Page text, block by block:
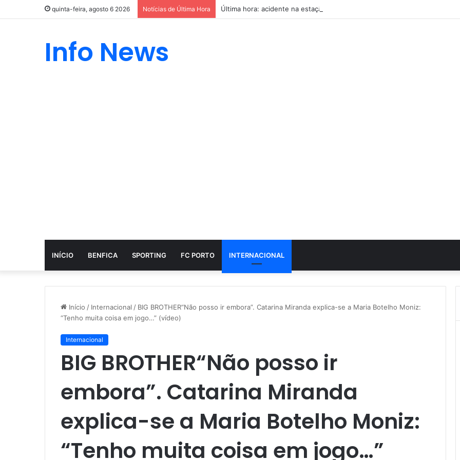
quinta-feira, agosto 6 2026 Notícias de Última Hora Última hora: acidente na estação de Francos
Info News
INÍCIO BENFICA SPORTING FC PORTO INTERNACIONAL
Início / Internacional / BIG BROTHER“Não posso ir embora”. Catarina Miranda explica-se a Maria Botelho Moniz:
“Tenho muita coisa em jogo…” (vídeo)
Internacional
BIG BROTHER“Não posso ir
embora”. Catarina Miranda
explica-se a Maria Botelho Moniz:
“Tenho muita coisa em jogo…”